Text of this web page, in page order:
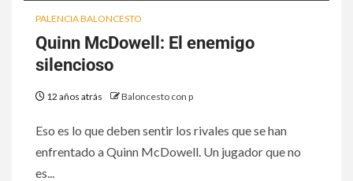
PALENCIA BALONCESTO
Quinn McDowell: El enemigo
silencioso
12 años atrás Baloncesto con p
Eso es lo que deben sentir los rivales que se han
enfrentado a Quinn McDowell. Un jugador que no
es...